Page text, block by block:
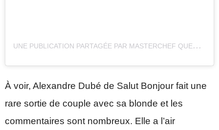
U
NE PUBLICATION PARTAGÉE PAR MASTERCHEF QUEBEC (@MASTERCHEF_QC)
À voir, Alexandre Dubé de Salut Bonjour fait une
rare sortie de couple avec sa blonde et les
commentaires sont nombreux. Elle a l’air